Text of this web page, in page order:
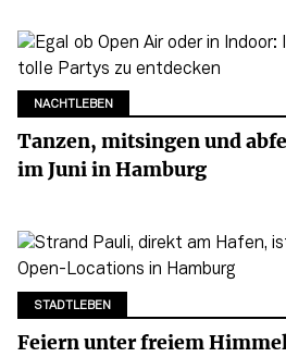
NACHTLEBEN
Tanzen, mitsingen und
im Juni in Hamburg
STADTLEBEN
Feiern unter freiem